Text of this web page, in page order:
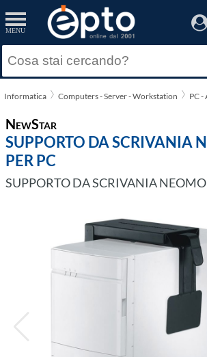
MENU
Informatica Computers - Server - Workstation PC -
NewStar
SUPPORTO DA SCRIVANIA
PER PC
SUPPORTO DA SCRIVANIA